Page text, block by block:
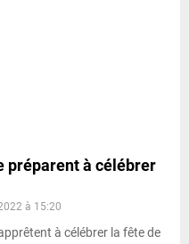
préparent à célébrer
à 15:20
à célébrer la fête de